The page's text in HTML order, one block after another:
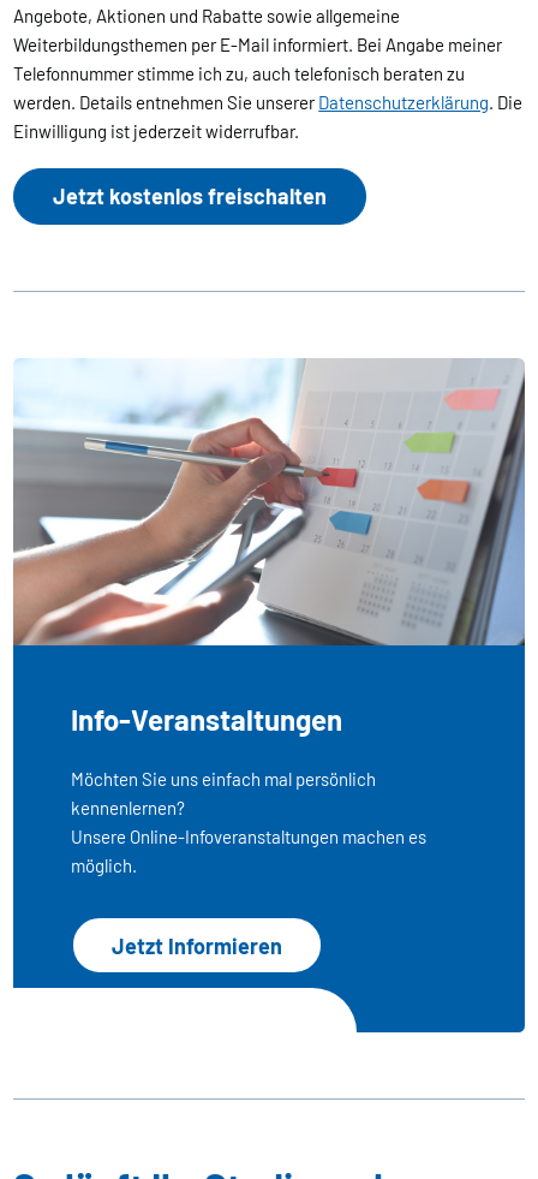
Angebote, Aktionen und Rabatte sowie allgemeine
Weiterbildungsthemen per E-Mail informiert. Bei Angabe meiner
Telefonnummer stimme ich zu, auch telefonisch beraten zu
werden. Details entnehmen Sie unsererDatenschutzerklärung. Die
Einwilligung ist jederzeit widerrufbar.
Jetzt kostenlos freischalten
Info-Veranstaltungen
Möchten Sie uns einfach mal persönlich
kennenlernen?
Unsere Online-Infoveranstaltungen machen es
möglich.
Jetzt Informieren